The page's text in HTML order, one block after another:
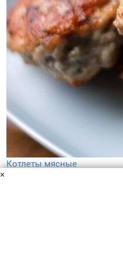
Котлеты мясные
×